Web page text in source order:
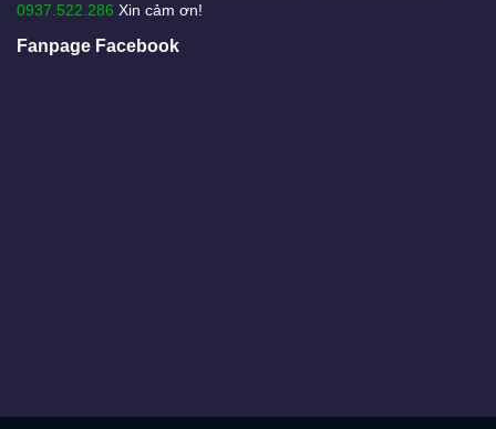
0937.522.286 Xin cảm ơn!
Fanpage Facebook